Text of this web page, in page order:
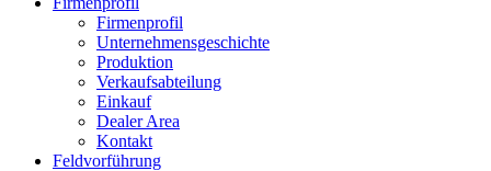
Firmenprofil
Unternehmensgeschichte
Produktion
Verkaufsabteilung
Einkauf
Dealer Area
Kontakt
Feldvorführung